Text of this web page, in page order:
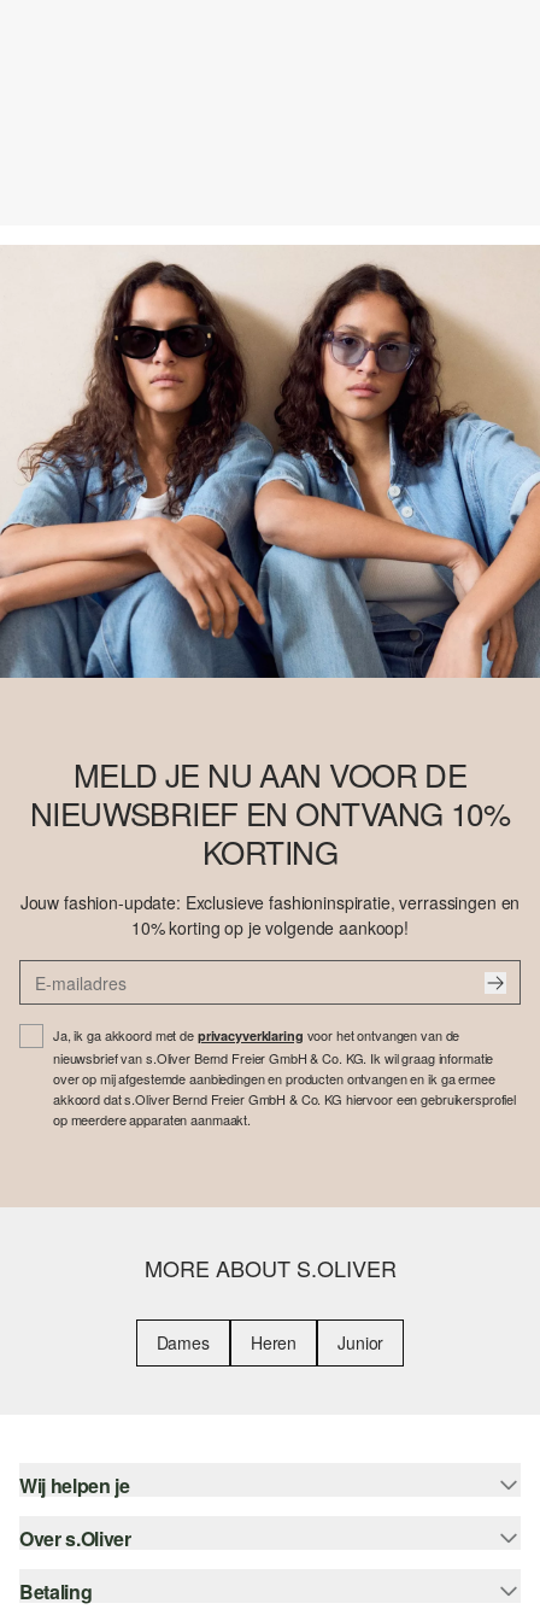
MELD JE NU AAN VOOR DE
NIEUWSBRIEF EN ONTVANG 10%
KORTING
Jouw fashion-update: Exclusieve fashioninspiratie, verrassingen en
10% korting op je volgende aankoop!
Ja, ik ga akkoord met de privacyverklaring voor het ontvangen van de
nieuwsbrief van s.Oliver Bernd Freier GmbH & Co. KG. Ik wil graag informatie
over op mij afgestemde aanbiedingen en producten ontvangen en ik ga ermee
akkoord dat s.Oliver Bernd Freier GmbH & Co. KG hiervoor een gebruikersprofiel
op meerdere apparaten aanmaakt.
MORE ABOUT S.OLIVER
Dames Heren Junior
Wij helpen je
Help - FAQ
Maattabel
Over s.Oliver
Nieuwsbrief
Betaling